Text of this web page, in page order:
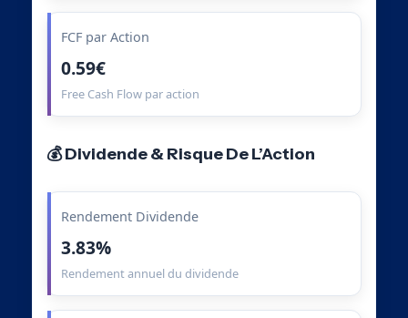
FCF par Action
0.59€
Free Cash Flow par action
💰 Dividende & Risque De L’Action
Rendement Dividende
3.83%
Rendement annuel du dividende